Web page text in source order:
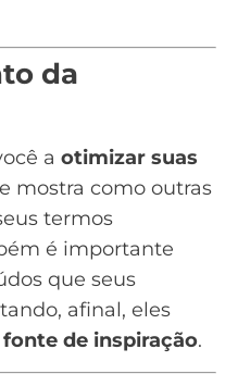
da
a otimizar suas
mostra como outras
termos
é importante
que seus
afinal, eles
fonte de inspiração.